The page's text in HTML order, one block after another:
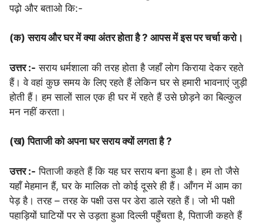
पढ़ो और बताओ कि:-
(क) सराय और घर में क्या अंतर होता है ? आपस में इस पर चर्चा करो।
उत्तर :- सराय धर्मशाला की तरह होता है जहाँ लोग किराया देकर रहते
हैं। वे वहां कुछ समय के लिए रहते हैं लेकिन घर से हमारी भावनाएं जुड़ी
होती हैं। हम सालों साल एक ही घर में रहते हैं उसे छोड़ने का बिल्कुल
मन नहीं करता।
(ख) पिताजी को अपना घर सराय क्यों लगता है ?
उत्तर :- पिताजी कहते हैं कि यह घर सराय बना हुआ है। हम तो जैसे
यहाँ मेहमान हैं, घर के मालिक तो कोई दूसरे ही हैं। आँगन में आम का
पेड़ है। तरह – तरह के पक्षी उस पर डेरा डाले रहते हैं। जो भी पक्षी
पहाड़ियों घाटियों पर से उड़ता हुआ दिल्ली पहुँचता है, पिताजी कहते हैं